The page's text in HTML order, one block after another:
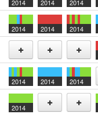
2014 2014 2014
2014 2014 2014
Add Add Add
2014 2014 2014
2014